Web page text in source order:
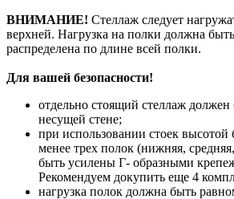
ВНИМАНИЕ! Стеллаж следует
верхней. Нагрузка на полки должна
распределена по длине всей полки.
Для вашей безопасности!
отдельно стоящий стеллаж
несущей стене;
при использовании стоек высотой
менее трех полок (нижняя,
быть усилены Г- образными
Рекомендуем докупить еще 4
нагрузка полок должна быть